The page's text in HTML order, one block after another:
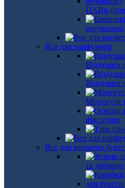
ПАВи
натуральні
Все для парфумерії
Віддушки
Віддушки
Молекули
фіксатори
Все для мильних
та добавки